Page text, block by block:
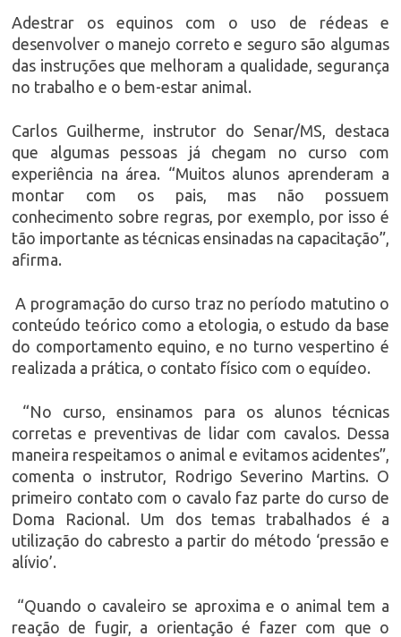
Adestrar os equinos com o uso de rédeas e
desenvolver o manejo correto e seguro são algumas
das instruções que melhoram a qualidade, segurança
no trabalho e o bem-estar animal.
Carlos Guilherme, instrutor do Senar/MS, destaca
que algumas pessoas já chegam no curso com
experiência na área. “Muitos alunos aprenderam a
montar com os pais, mas não possuem
conhecimento sobre regras, por exemplo, por isso é
tão importante as técnicas ensinadas na capacitação”,
afirma.
A programação do curso traz no período matutino o
conteúdo teórico como a etologia, o estudo da base
do comportamento equino, e no turno vespertino é
realizada a prática, o contato físico com o equídeo.
“No curso, ensinamos para os alunos técnicas
corretas e preventivas de lidar com cavalos. Dessa
maneira respeitamos o animal e evitamos acidentes”,
comenta o instrutor, Rodrigo Severino Martins. O
primeiro contato com o cavalo faz parte do curso de
Doma Racional. Um dos temas trabalhados é a
utilização do cabresto a partir do método ‘pressão e
alívio’.
“Quando o cavaleiro se aproxima e o animal tem a
reação de fugir, a orientação é fazer com que o